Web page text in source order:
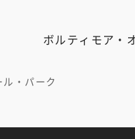
ボルティモア・
・パーク